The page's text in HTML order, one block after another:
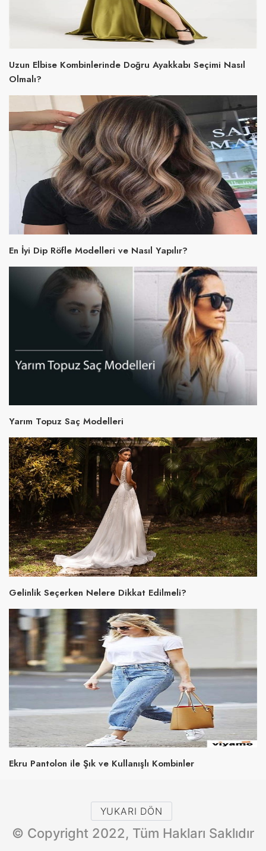
Uzun Elbise Kombinlerinde Doğru Ayakkabı Seçimi Nasıl
Olmalı?
En İyi Dip Röfle Modelleri ve Nasıl Yapılır?
Yarım Topuz Saç Modelleri
Gelinlik Seçerken Nelere Dikkat Edilmeli?
Ekru Pantolon ile Şık ve Kullanışlı Kombinler
YUKARI DÖN
© Copyright 2022, Tüm Hakları Saklıdır